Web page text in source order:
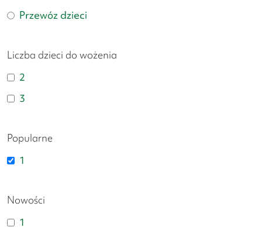
Przewóz dzieci
Liczba dzieci do wożenia
2
3
Popularne
1
Nowości
1